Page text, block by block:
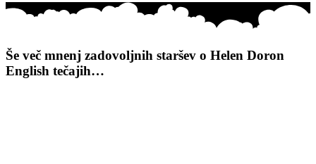
Še več mnenj zadovoljnih staršev o Helen Doron
English tečajih…